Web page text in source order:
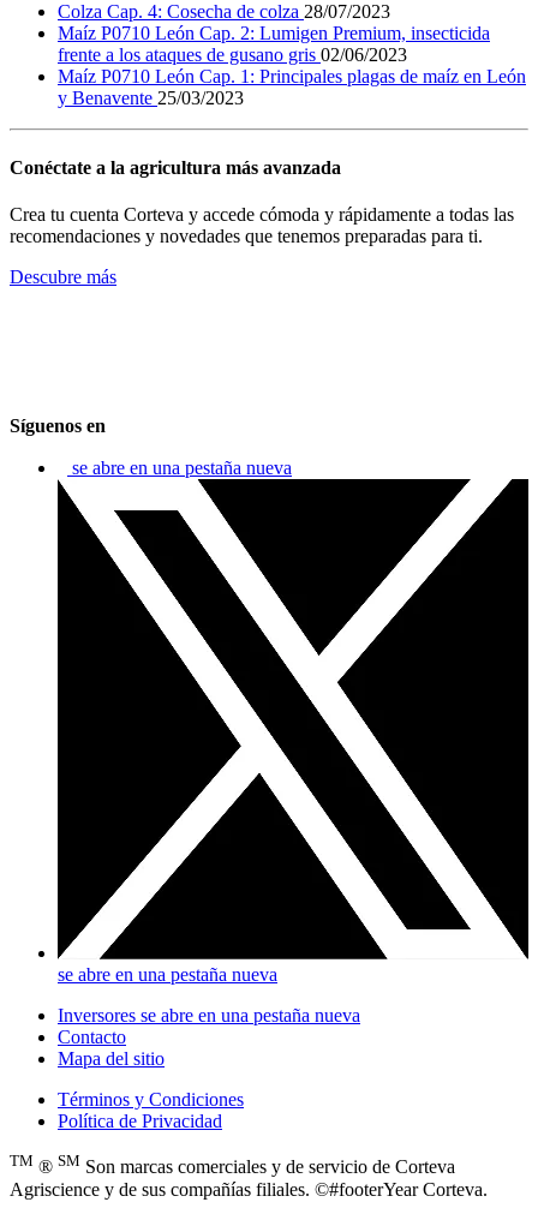
Colza Cap. 4: Cosecha de colza 28/07/2023
Maíz P0710 León Cap. 2: Lumigen Premium, insecticida
frente a los ataques de gusano gris 02/06/2023
Maíz P0710 León Cap. 1: Principales plagas de maíz en León
y Benavente 25/03/2023
Conéctate a la agricultura más avanzada
Crea tu cuenta Corteva y accede cómoda y rápidamente a todas las
recomendaciones y novedades que tenemos preparadas para ti.
Descubre más
Síguenos en
se abre en una pestaña nueva
se abre en una pestaña nueva
Inversores se abre en una pestaña nueva
Contacto
Mapa del sitio
Términos y Condiciones
Política de Privacidad
TM ® SM Son marcas comerciales y de servicio de Corteva
Agriscience y de sus compañías filiales. ©#footerYear Corteva.